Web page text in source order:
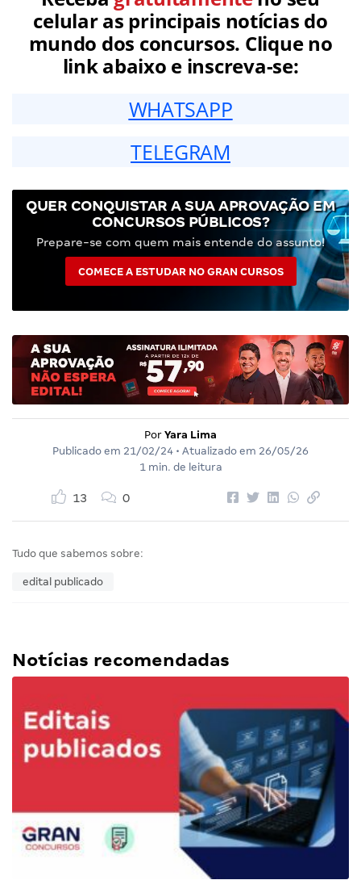
celular as principais notícias do
mundo dos concursos. Clique no
link abaixo e inscreva-se:
WHATSAPP
TELEGRAM
QUER CONQUISTAR A SUA APROVAÇÃO EM
CONCURSOS PÚBLICOS?
Prepare-se com quem mais entende do assunto!
COMECE A ESTUDAR NO GRAN CURSOS
Por Yara Lima
Publicado em 21/02/24 • Atualizado em 26/05/26
1 min. de leitura
13 0
Tudo que sabemos sobre:
edital publicado
Notícias recomendadas